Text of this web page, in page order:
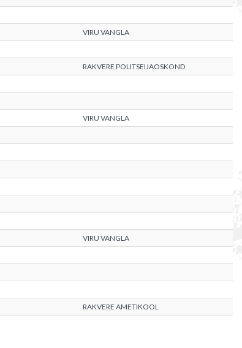
VIRU VANGLA
RAKVERE POLITSEIJAOSKOND
VIRU VANGLA
VIRU VANGLA
RAKVERE AMETIKOOL